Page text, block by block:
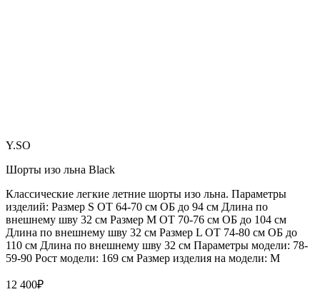
Y.SO
Шорты изо льна Black
Классические легкие летние шорты изо льна. Параметры
изделий: Размер S ОТ 64-70 см ОБ до 94 см Длина по
внешнему шву 32 см Размер М ОТ 70-76 см ОБ до 104 см
Длина по внешнему шву 32 см Размер L ОТ 74-80 см ОБ до
110 см Длина по внешнему шву 32 см Параметры модели: 78-
59-90 Рост модели: 169 см Размер изделия на модели: М
12 400₽